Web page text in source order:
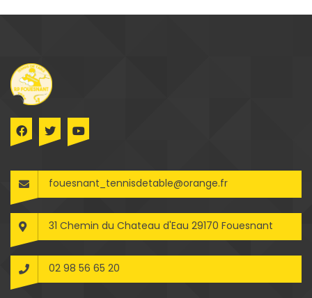
fouesnant_tennisdetable@orange.fr
31 Chemin du Chateau d'Eau 29170 Fouesnant
02 98 56 65 20